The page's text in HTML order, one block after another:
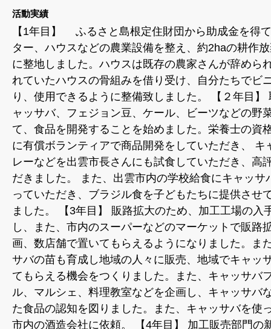
活動実績
【1年目】 ふるさと島根定住財団から助成金を得
ター、ハウスなどの農業設備を整え、約2haの耕作
に整地しました。ハウスは既存の農家さんが辞めら
れていたハウスの骨組みを借り受け、自分たちでビ
り、使用できるように整備致しました。 【２年目】
ャッサバ、フェジョン豆、ケール、ビーツなどの野
て、食品を開発することを始めました。栄養士の資
に有償ボランティアで商品開発をしていただき、 キ
レーなどを出雲市長さんにも試食していただき、高
だきました。 また、出雲市内の学校給食にキャッサ
っていただき、ブラジル食を子どもたちに提供させ
ました。 【3年目】 販路拡大のため、加工工場の入
し、また、市内のスーパーなどのマーケットで販路
画、数店舗で置いてもらえるようになりました。ま
サバの苗も育成し地域の人々に販売、地域でキャッ
てもらえる機会をつくりました。また、キャッサバ
ル、マルシェ、料理教室などを企画し、キャッサバ
た食品の認知を図りました。また、キャッサバを使
市内の酒造会社に依頼。 【4年目】 加工販売部門の